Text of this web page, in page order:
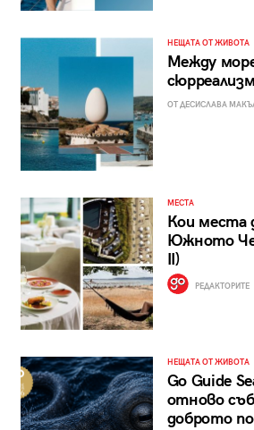
НЕЩАТА ОТ ЖИВОТА
Между
ОТ ДЕСИСЛАВА
МЕСТА
Кои места
Южното
II)
РЕДАКТОРИТЕ
НЕЩАТА ОТ ЖИВОТА
Go Guide
отново
доброто